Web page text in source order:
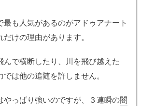
最も人気があるのがアドゥアナート
けの理由があります。
んで横断したり、川を飛び越えた
は他の追随を許しません。
やっぱり強いのですが、３連瞬の闇